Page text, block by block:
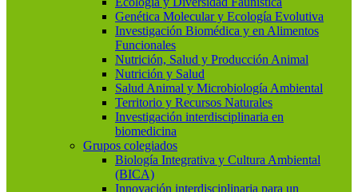
Genética Molecular y Ecología Evolutiva
Investigación Biomédica y en Alimentos
Funcionales
Nutrición, Salud y Producción Animal
Nutrición y Salud
Salud Animal y Microbiología Ambiental
Territorio y Recursos Naturales
Investigación interdisciplinaria en
biomedicina
Grupos colegiados
Biología Integrativa y Cultura Ambiental
(BICA)
Innovación interdisciplinaria para un